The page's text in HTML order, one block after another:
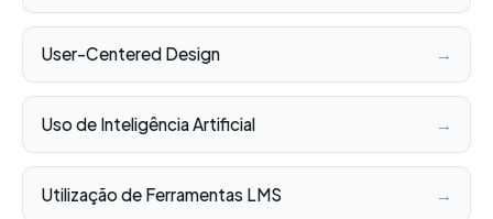
User-Centered Design →
Uso de Inteligência Artificial →
Utilização de Ferramentas LMS →